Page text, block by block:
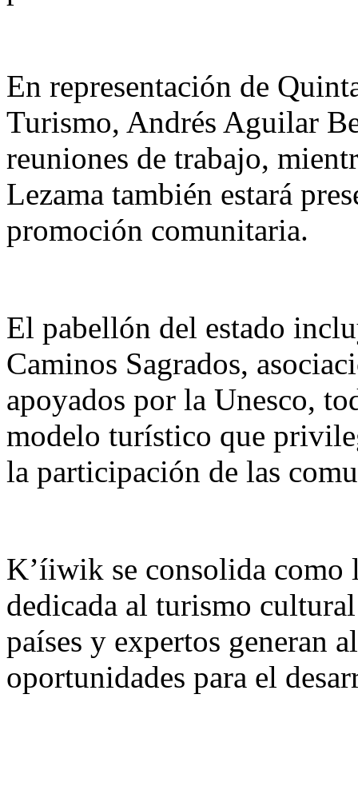
En representación de
Turismo, Andrés Aguilar
reuniones de trabajo,
Lezama también estará
promoción comunitaria.
El pabellón del estado
Caminos Sagrados,
apoyados por la Unesco,
modelo turístico que
la participación de las
K’íiwik se consolida
dedicada al turismo
países y expertos generan
oportunidades para el